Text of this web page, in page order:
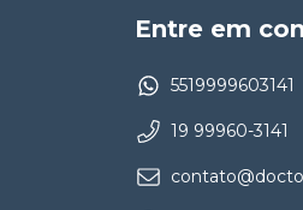
Entre em
5519999603141
19 99960-3141